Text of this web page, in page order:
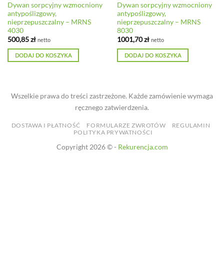
Dywan sorpcyjny wzmocniony
antypoślizgowy,
nieprzepuszczalny – MRNS
4030
500,85zł netto
DODAJ DO KOSZYKA
Dywan sorpcyjny wzmocniony
antypoślizgowy,
nieprzepuszczalny – MRNS
8030
1001,70zł netto
DODAJ DO KOSZYKA
Wszelkie prawa do treści zastrzeżone. Każde zamówienie wymaga
ręcznego zatwierdzenia.
DOSTAWA I PŁATNOŚĆ FORMULARZE ZWROTÓW
REGULAMIN
POLITYKA PRYWATNOŚCI
Copyright 2026 © - Rekurencja.com